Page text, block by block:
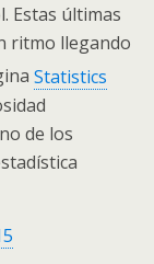
Estas últimas
ritmo llegando
Statistics
de los